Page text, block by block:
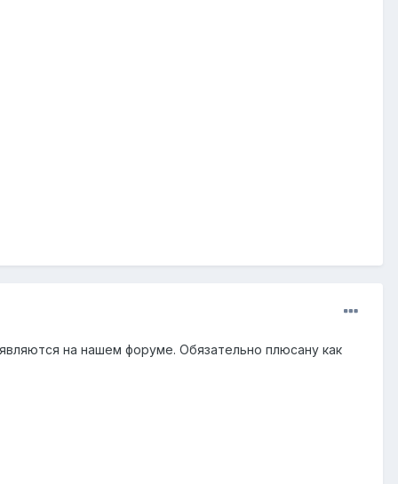
на нашем форуме. Обязательно плюсану как